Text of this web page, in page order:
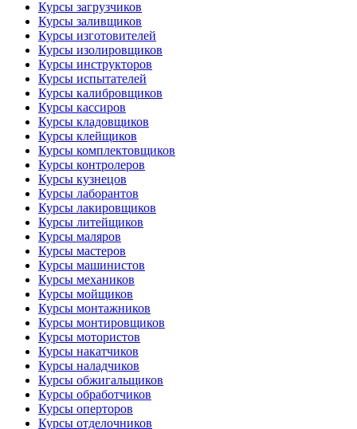
Курсы загрузчиков
Курсы заливщиков
Курсы изготовителей
Курсы изолировщиков
Курсы инструкторов
Курсы испытателей
Курсы калибровщиков
Курсы кассиров
Курсы кладовщиков
Курсы клейщиков
Курсы комплектовщиков
Курсы контролеров
Курсы кузнецов
Курсы лаборантов
Курсы лакировщиков
Курсы литейщиков
Курсы маляров
Курсы мастеров
Курсы машинистов
Курсы механиков
Курсы мойщиков
Курсы монтажников
Курсы монтировщиков
Курсы мотористов
Курсы накатчиков
Курсы наладчиков
Курсы обжигальщиков
Курсы обработчиков
Курсы оперторов
Курсы отделочников